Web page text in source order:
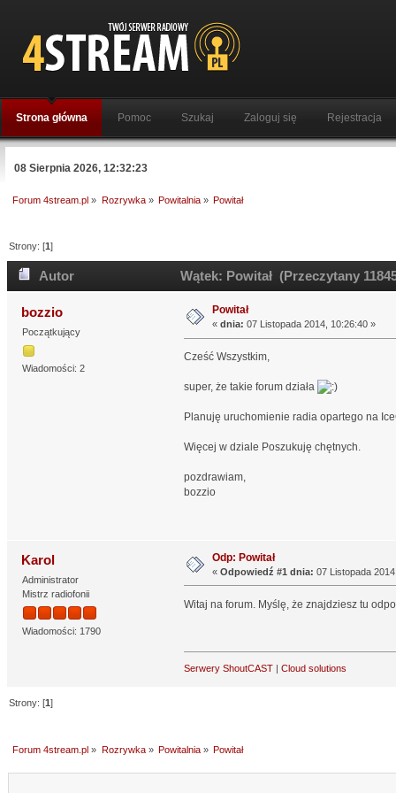
Strona główna Pomoc Szukaj Zaloguj się Rejestracja
08 Sierpnia 2026, 12:32:23
Forum 4stream.pl » Rozrywka» Powitalnia» Powitał
Strony: [1]
Autor Wątek: Powitał (Przeczytany
bozzio
Początkujący
Wiadomości: 2
Powitał
« dnia: 07 Listopada 2014, 10:26:40 »
Cześć Wszystkim,
super, że takie forum działa
Planuję uruchomienie radia opartego na
Więcej w dziale Poszukuję chętnych.
pozdrawiam,
bozzio
Karol
Administrator
Mistrz radiofonii
Wiadomości: 1790
Odp: Powitał
« Odpowiedź #1 dnia: 07 Listopada
Witaj na forum. Myślę, że znajdziesz tu
Serwery ShoutCAST| Cloud solutions
Strony: [1]
Forum 4stream.pl » Rozrywka» Powitalnia» Powitał